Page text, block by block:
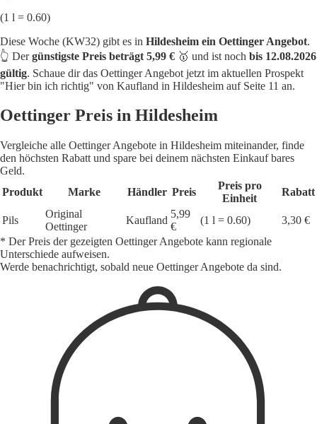
(1 l = 0.60)
Diese Woche (KW32) gibt es in Hildesheim ein Oettinger Angebot.
👆 Dergünstigste Preis beträgt 5,99 € 🥇 und ist noch bis 12.08.2026
gültig. Schaue dir das Oettinger Angebot jetzt im aktuellen Prospekt
"Hier bin ich richtig" von Kaufland in Hildesheim auf Seite 11 an.
Oettinger Preis in Hildesheim
Vergleiche alle Oettinger Angebote in Hildesheim miteinander, finde
den höchsten Rabatt und spare bei deinem nächsten Einkauf bares
Geld.
Produkt
Marke Händler Preis
Preis pro
Einheit
Rabatt
Pils
Original
Oettinger
Kaufland
5,99
€
(1 l = 0.60)
3,30 €
* Der Preis der gezeigten Oettinger Angebote kann regionale
Unterschiede aufweisen.
Werde benachrichtigt, sobald neue Oettinger Angebote da sind.